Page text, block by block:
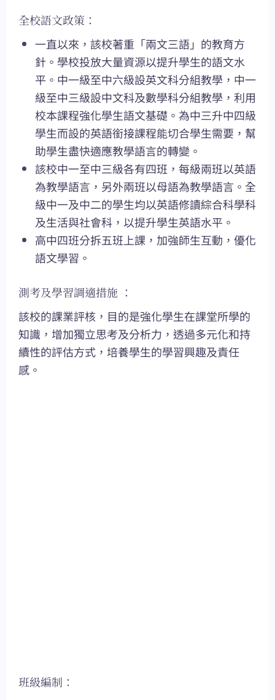
全校語文政策：
一直以來，該校著重「兩文三語」的教育方
針。學校投放大量資源以提升學生的語文水
平。中一級至中六級設英文科分組教學，中一
級至中三級設中文科及數學科分組教學，利用
校本課程強化學生語文基礎。為中三升中四級
學生而設的英語銜接課程能切合學生需要，幫
助學生盡快適應教學語言的轉變。
該校中一至中三級各有四班，每級兩班以英語
為教學語言，另外兩班以母語為教學語言。全
級中一及中二的學生均以英語修讀綜合科學科
及生活與社會科，以提升學生英語水平。
高中四班分拆五班上課，加強師生互動，優化
語文學習。
測考及學習調適措施 ：
該校的課業評核，目的是強化學生在課堂所學的
知識，增加獨立思考及分析力，透過多元化和持
續性的評估方式，培養學生的學習興趣及責任
感。
班級編制：